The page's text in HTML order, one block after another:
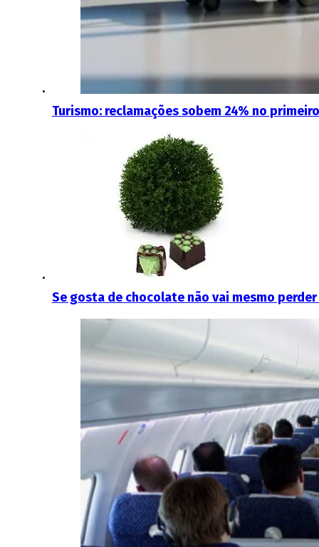
Turismo: reclamações sobem 24% no
Se gosta de chocolate não vai mesmo